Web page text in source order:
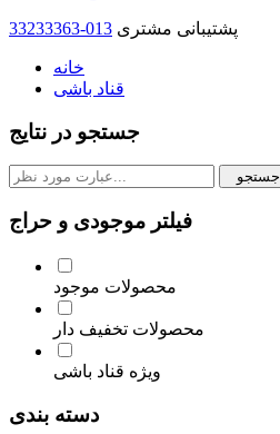
33233363-013 پشتیبانی مشتری
خانه
قناد باشی
جستجو در نتایج
جستجو
فیلتر موجودی و حراج
محصولات موجود
محصولات تخفیف دار
ویژه قناد باشی
دسته بندی